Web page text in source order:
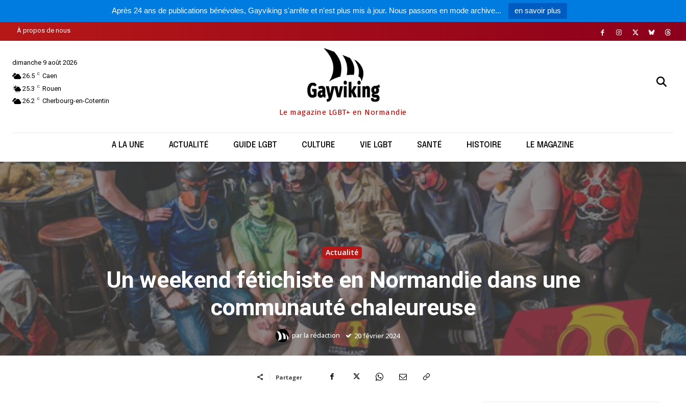
Après 24 ans de publications bénévoles, Gayviking s'arrête et n'est plus mis à jour. Nous passons en mode archive... en savoir plus
À propos de nous
dimanche 9 août 2026
26.5 C Caen
25.3
C Rouen
26.2
C Cherbourg-en-Cotentin
Le magazine LGBT+ en Normandie
A LA UNE ACTUALITÉ GUIDE LGBT CULTURE VIE LGBT SANTÉ HISTOIRE LE MAGAZINE
Actualité
Un weekend fétichiste en Normandie dans une
communauté chaleureuse
parla rédaction 20 février 2024
Partager